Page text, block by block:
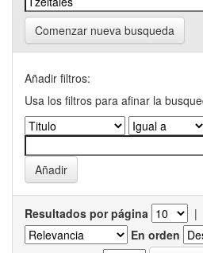
Comenzar nueva busqueda
Añadir filtros:
Usa los filtros para afinar la
Resultados por página |
En orden